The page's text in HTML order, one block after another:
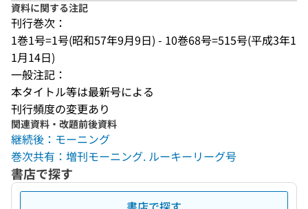
資料に関する注記
刊行巻次：
1巻1号=1号(昭和57年9月9日) - 10巻68号=515号(平成3年1
1月14日)
一般注記：
本タイトル等は最新号による
刊行頻度の変更あり
関連資料・改題前後資料
継続後：モーニング
巻次共有：増刊モーニング. ルーキーリーグ号
書店で探す